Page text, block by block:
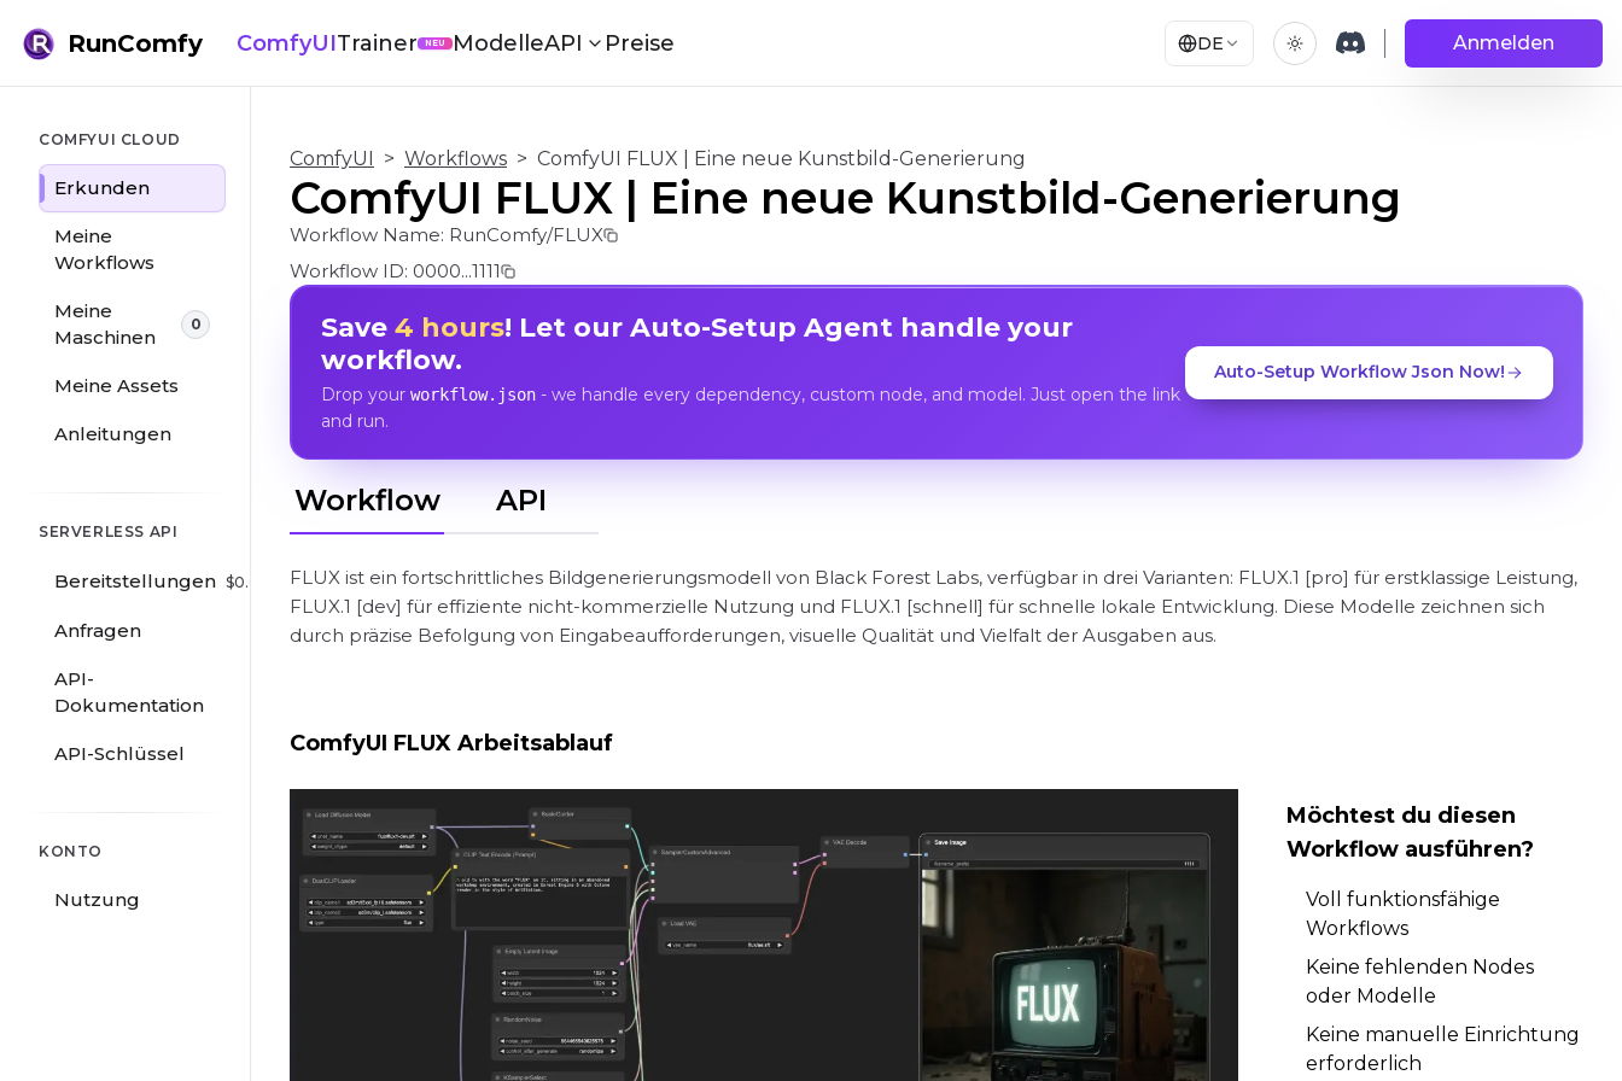
RunComfy ComfyUITrainer NEU ModelleAPI Preise DE Anmelden
COMFYUI CLOUD
Erkunden
Meine
Workflows
Meine
Maschinen
0
Meine Assets
Anleitungen
SERVERLESS API
Bereitstellungen $0.00
Anfragen
API-
Dokumentation
API-Schlüssel
KONTO
Nutzung
ComfyUI > Workflows > ComfyUI FLUX | Eine neue Kunstbild-Generierung
ComfyUI FLUX | Eine neue Kunstbild-Generierung
Workflow Name: RunComfy/FLUX
Workflow ID: 0000...1111
Save 4 hours! Let our Auto-Setup Agent handle your
workflow.
Drop your workflow.json- we handle every dependency, custom node, and model. Just open the link
and run.
Auto-Setup Workflow Json Now!
Workflow API
FLUX ist ein fortschrittliches Bildgenerierungsmodell von Black Forest Labs, verfügbar in drei Varianten: FLUX.1 [pro] für erstklassige Leistung,
FLUX.1 [dev] für effiziente nicht-kommerzielle Nutzung und FLUX.1 [schnell] für schnelle lokale Entwicklung. Diese Modelle zeichnen sich
durch präzise Befolgung von Eingabeaufforderungen, visuelle Qualität und Vielfalt der Ausgaben aus.
ComfyUI FLUX Arbeitsablauf
Möchtest du diesen
Workflow ausführen?
Voll funktionsfähige
Workflows
Keine fehlenden Nodes
oder Modelle
Keine manuelle Einrichtung
erforderlich